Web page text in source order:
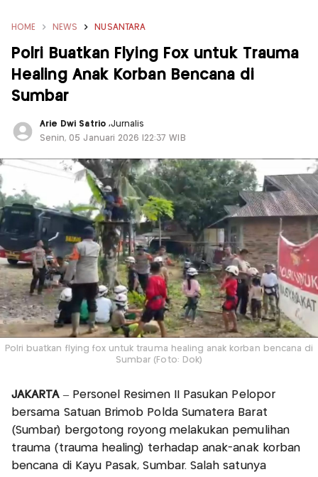
HOME NEWS NUSANTARA
Polri Buatkan Flying Fox untuk Trauma
Healing Anak Korban Bencana di
Sumbar
Arie Dwi Satrio ,Jurnalis
Senin, 05 Januari 2026 |22:37 WIB
Polri buatkan flying fox untuk trauma healing anak korban bencana di
Sumbar (Foto: Dok)
JAKARTA– Personel Resimen II Pasukan Pelopor
bersama Satuan Brimob Polda Sumatera Barat
(Sumbar) bergotong royong melakukan pemulihan
trauma (trauma healing) terhadap anak-anak korban
bencana di Kayu Pasak, Sumbar. Salah satunya